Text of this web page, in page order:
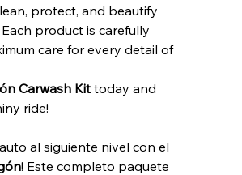
protect, and beautify
product is carefully
care for every detail of
Carwash Kittoday and
ride!
al siguiente nivel con el
! Este completo paquete